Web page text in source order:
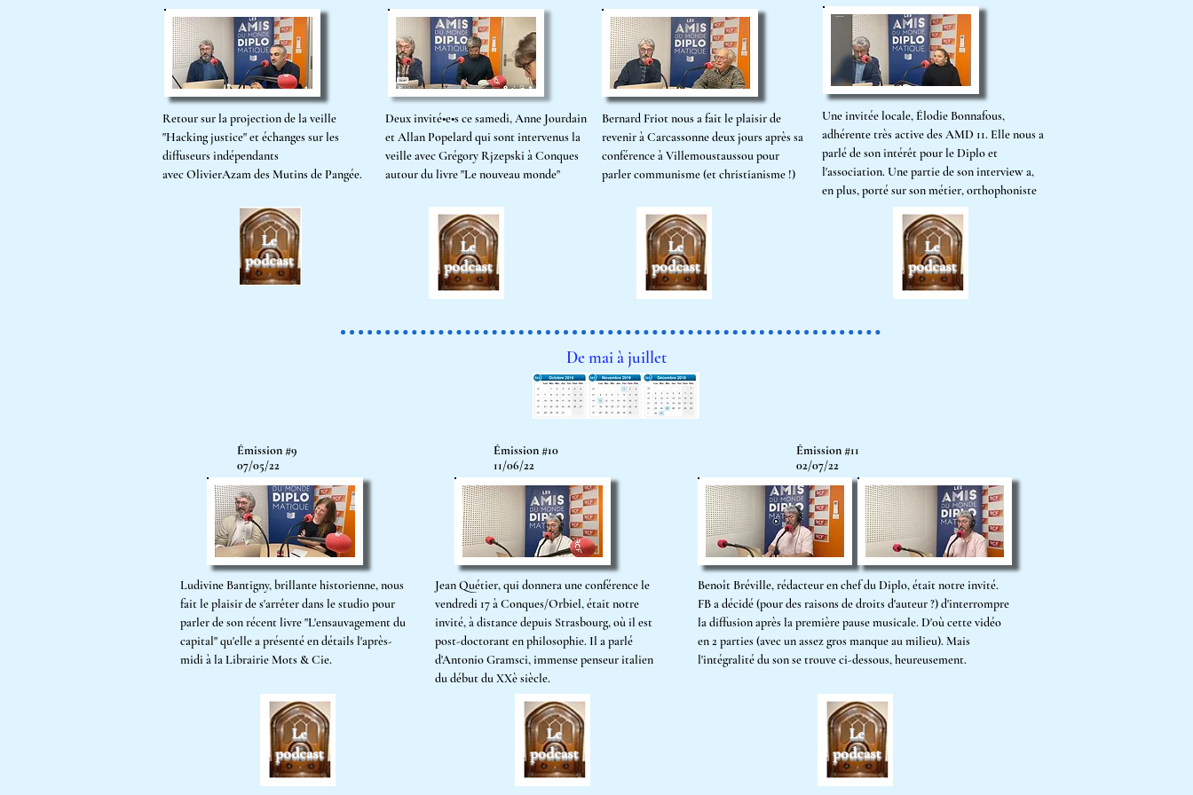
Retour sur la projection de la veille
"Hacking justice" et échanges sur les
diffuseurs indépendants
avecOlivierAzam des Mutins de Pangée.
Deux invité•e•s ce samedi, Anne Jourdain
et Allan Popelard qui sont intervenus la
veille avec Grégory Rjzepski à Conques
autour du livre "Le nouveau monde"
Bernard Friot nous a fait le plaisir de
revenir à Carcassonne deux jours après sa
conférence à Villemoustaussou pour
parler communisme (et christianisme !)
Une invitée locale, Élodie Bonnafous,
adhérente très active des AMD 11. Elle nous a
parlé de son intérêt pour le Diplo et
l'association. Une partie de son interview a,
en plus, porté sur son métier, orthophoniste
De mai à juillet
Émission #9
07/05/22
Ludivine Bantigny, brillante historienne, nous
fait le plaisir de s'arrêter dans le studio pour
parler de son récent livre "L'ensauvagement du
capital" qu'elle a présenté en détails l'après-
midi à la Librairie Mots & Cie.
Émission #10
11/06/22
Jean Quétier, qui donnera une conférence le
vendredi 17 à Conques/Orbiel, était notre
invité, à distance depuis Strasbourg, où il est
post-doctorant en philosophie. Il a parlé
d'Antonio Gramsci, immense penseur italien
du début duXXè siècle.
Émission #11
02/07/22
Benoît Bréville, rédacteur en chef du Diplo, était notre invité.
FB a décidé (pour des raisons de droits d'auteur ?) d'interrompre
la diffusion après la première pause musicale. D'où cette vidéo
en 2 parties (avec un assez gros manque au milieu). Mais
l'intégralité du son se trouve ci-dessous, heureusement.